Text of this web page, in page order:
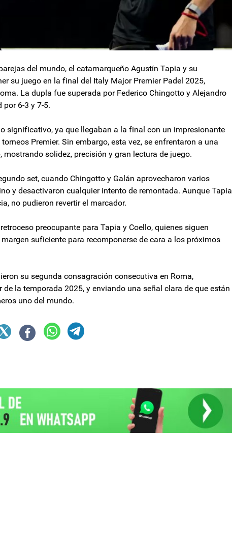
del mundo, el catamarqueño Agustín Tapia y su
su juego en la final del Italy Major Premier Padel 2025,
La dupla fue superada por Federico Chingotto y Alejandro
por 6-3 y 7-5.
significativo, ya que llegaban a la final con un impresionante
Premier. Sin embargo, esta vez, se enfrentaron a una
solidez, precisión y gran lectura de juego.
set, cuando Chingotto y Galán aprovecharon varios
y desactivaron cualquier intento de remontada. Aunque Tapia
no pudieron revertir el marcador.
preocupante para Tapia y Coello, quienes siguen
suficiente para recomponerse de cara a los próximos
su segunda consagración consecutiva en Roma,
la temporada 2025, y enviando una señal clara de que están
uno del mundo.